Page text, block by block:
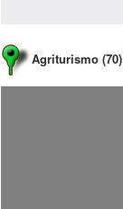
Agriturismo (70)